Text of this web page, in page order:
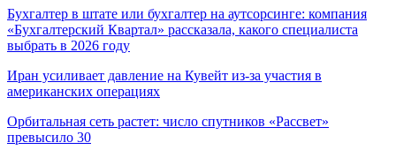
Бухгалтер в штате или бухгалтер на аутсорсинге: компания
«Бухгалтерский Квартал» рассказала, какого специалиста
выбрать в 2026 году
Иран усиливает давление на Кувейт из-за участия в
американских операциях
Орбитальная сеть растет: число спутников «Рассвет»
превысило 30